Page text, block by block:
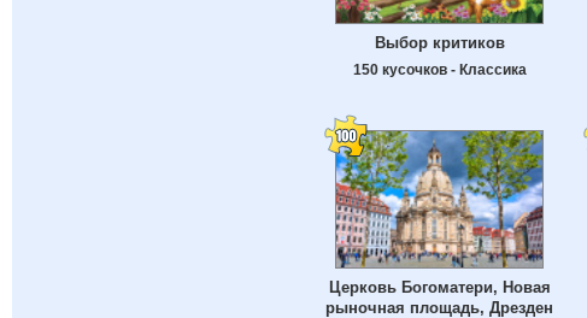
Выбор критиков
150 кусочков - Классика
Церковь Богоматери, Новая
рыночная площадь, Дрезден